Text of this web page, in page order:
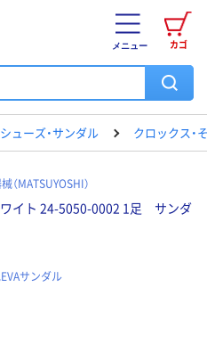
カゴ
メニュー
シューズ・サンダル クロックス・
（MATSUYOSHI）
イト 24-5050-0002 1足 サンダ
サンダル